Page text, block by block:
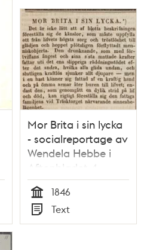
Mor Brita i sin lycka
- socialreportage av
Wendela Hebbe i
Aftonbladet 4
februari 1846
Tid
1846
Typ
Text